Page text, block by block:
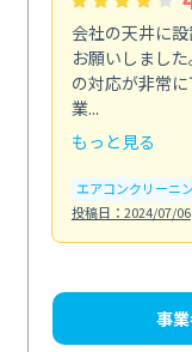
会社の天井に
お願いしまし
の対応が非常
業...
もっと見る
エアコンクリーニ
投稿日：2024/07/06
事